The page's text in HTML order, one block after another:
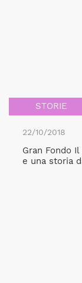
STORIE
22/10/2018
Gran Fondo
e una storia